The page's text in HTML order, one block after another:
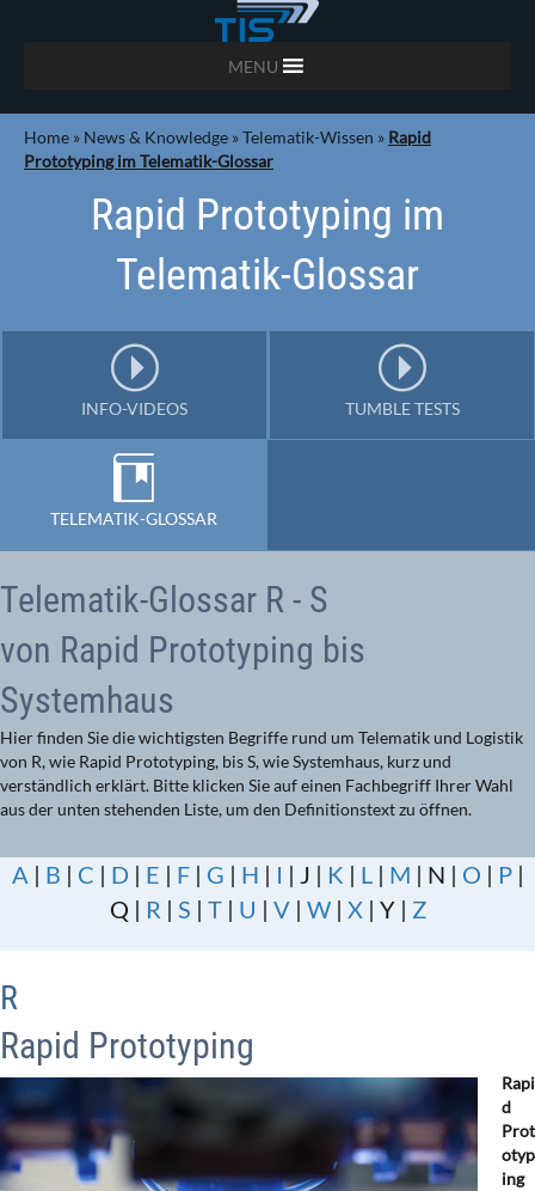
MENU
Home » News & Knowledge »Telematik-Wissen » Rapid
Prototyping im Telematik-Glossar
Rapid Prototyping im
Telematik-Glossar
INFO-VIDEOS TUMBLE TESTS
TELEMATIK-GLOSSAR
Telematik-Glossar R - S
von Rapid Prototyping bis
Systemhaus
Hier finden Sie die wichtigsten Begriffe rund um Telematik und Logistik
von R, wie Rapid Prototyping, bis S, wie Systemhaus, kurz und
verständlich erklärt. Bitte klicken Sie auf einen Fachbegriff Ihrer Wahl
aus der unten stehenden Liste, um den Definitionstext zu öffnen.
A | B | C | D | E | F| G | H | I | J | K | L| M | N | O | P|
Q | R | S | T| U | V| W| X| Y | Z
R
Rapid Prototyping
Rapi
d
Prot
otyp
ing